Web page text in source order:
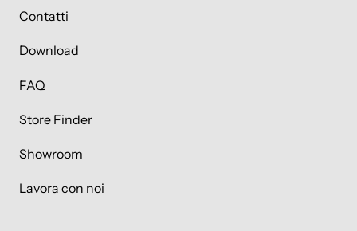
Contatti
Download
FAQ
Store Finder
Showroom
Lavora con noi